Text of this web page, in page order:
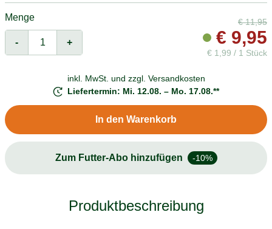
Menge
- +
€11,95
€ 9,95
€ 1,99 / 1 Stück
inkl. MwSt. und zzgl. Versandkosten
Liefertermin: Mi. 12.08. – Mo. 17.08.**
In den Warenkorb
Zum Futter-Abo hinzufügen -10%
Produktbeschreibung